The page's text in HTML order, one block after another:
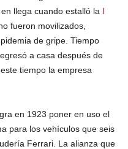
llega cuando estalló la I
fueron movilizados,
de gripe. Tiempo
a casa después de
tiempo la empresa
en 1923 poner en uso el
para los vehículos que seis
Ferrari. La alianza que